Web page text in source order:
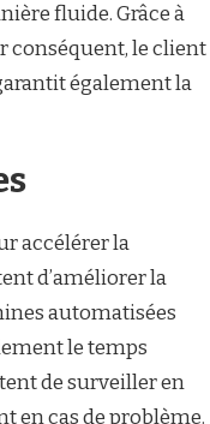
fluide. Grâce à
conséquent, le client
également la
accélérer la
d’améliorer la
automatisées
le temps
de surveiller en
en cas de problème.